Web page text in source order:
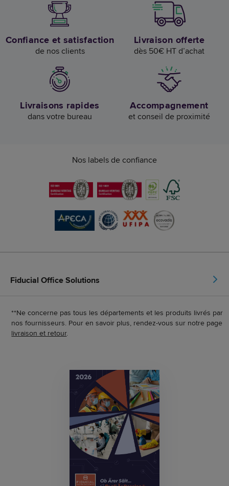
Confiance et satisfaction
de nos clients
Livraison offerte
dès 50€ HT d’achat
Livraisons rapides
dans votre bureau
Accompagnement
et conseil de proximité
Nos labels de confiance
Fiducial Office Solutions
**Ne concerne pas tous les départements et les produits livrés par
nos fournisseurs. Pour en savoir plus, rendez-vous sur notre page
livraison et retour.